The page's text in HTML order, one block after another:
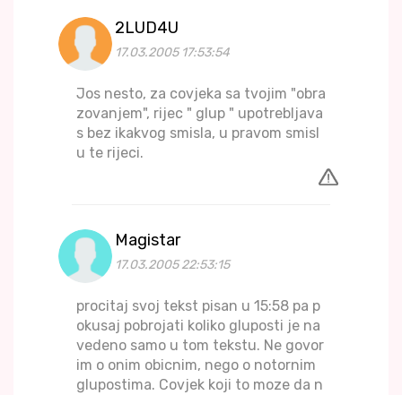
2LUD4U
17.03.2005 17:53:54
Jos nesto, za covjeka sa tvojim "obra
zovanjem", rijec " glup " upotrebljava
s bez ikakvog smisla, u pravom smisl
u te rijeci.
Magistar
17.03.2005 22:53:15
procitaj svoj tekst pisan u 15:58 pa p
okusaj pobrojati koliko gluposti je na
vedeno samo u tom tekstu. Ne govor
im o onim obicnim, nego o notornim
glupostima. Covjek koji to moze da n